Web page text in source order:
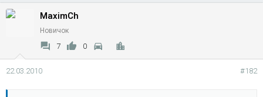
MaximCh
Новичок
7 0
22.03.2010 #182